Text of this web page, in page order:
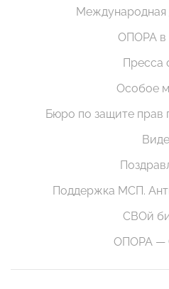
Международная
ОПОРА в
Пресса
Особое
Бюро по защите прав
Поддержка МСП.
СВОй
ОПОРА —